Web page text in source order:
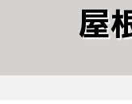
屋